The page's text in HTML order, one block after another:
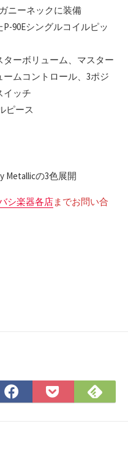
ニーネックに装備
90Eシングルコイルピッ
ターボリューム、マスター
ムコントロール、3ポジ
イッチ
ピース
Metallicの3色展開
シ楽器各店までお問い合
Facebook
で
Pocket
に
で